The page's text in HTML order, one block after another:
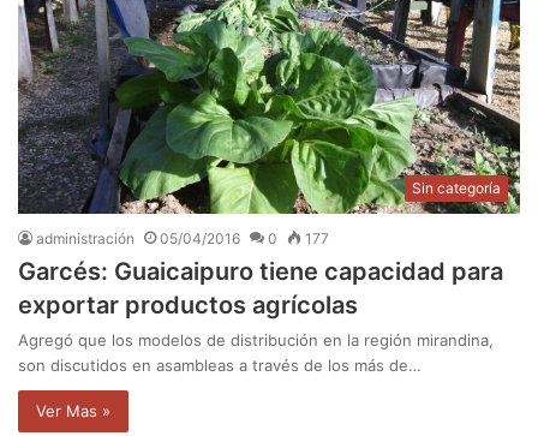
Sin categoría
administración 05/04/2016 0 177
Garcés: Guaicaipuro tiene capacidad para
exportar productos agrícolas
Agregó que los modelos de distribución en la región mirandina,
son discutidos en asambleas a través de los más de…
Ver Mas »